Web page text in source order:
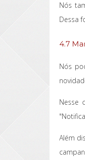
Nós
Dessa
4.7
Nós
Nesse
Além